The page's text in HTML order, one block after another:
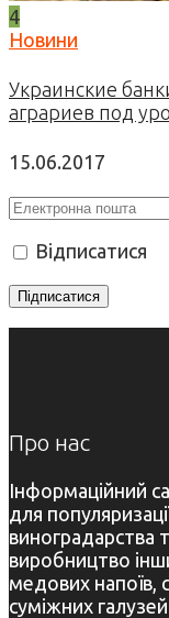
4
Новини
Украинские
аграриев под
15.06.2017
Відписатися
Про нас
Інформаційний
для
виноградарства
виробництво
медових напоїв,
суміжних